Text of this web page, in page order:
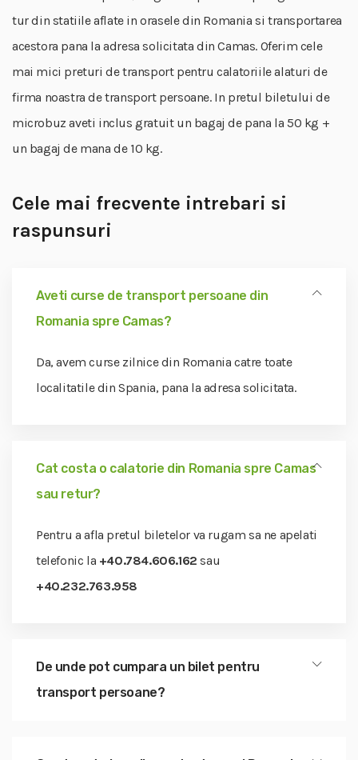
tur din statiile aflate in orasele din Romania si transportarea
acestora pana la adresa solicitata din Camas. Oferim cele
mai mici preturi de transport pentru calatoriile alaturi de
firma noastra de transport persoane. In pretul biletului de
microbuz aveti inclus gratuit un bagaj de pana la 50 kg +
un bagaj de mana de 10 kg.
Cele mai frecvente intrebari si
raspunsuri
Aveti curse de transport persoane din
Romania spre Camas?
Da, avem curse zilnice din Romania catre toate
localitatile din Spania, pana la adresa solicitata.
Cat costa o calatorie din Romania spre Camas
sau retur?
Pentru a afla pretul biletelor va rugam sa ne apelati
telefonic la +40.784.606.162 sau
+40.232.763.958
De unde pot cumpara un bilet pentru
transport persoane?